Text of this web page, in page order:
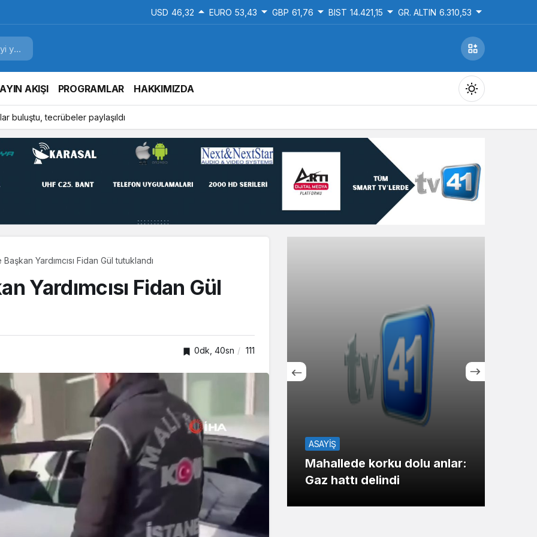
USD 46,32 EURO 53,43 GBP 61,76 BIST 14.421,15 GR. ALTIN 6.310,53
AKIŞI PROGRAMLAR HAKKIMIZDA
Gündüz Modu
Gündüz modunu seçin.
buluştu, tecrübeler paylaşıldı
Yardımcısı Fidan Gül tutuklandı
Yardımcısı Fidan Gül
0dk, 40sn 111
GENEL
Gebze Ticaret Odası
üyelerine yeni ihracat
kapıları aralıyor
ASAYİŞ
Mahallede korku dolu anlar:
Gaz hattı delindi